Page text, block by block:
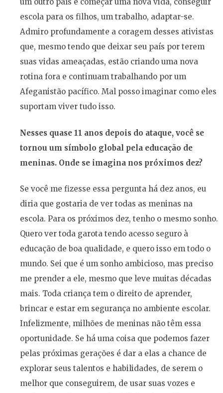
um outro país e começar uma nova vida, conseguir
escola para os filhos, um trabalho, adaptar-se.
Admiro profundamente a coragem desses ativistas
que, mesmo tendo que deixar seu país por terem
suas vidas ameaçadas, estão criando uma nova
rotina fora e continuam trabalhando por um
Afeganistão pacífico. Mal posso imaginar como eles
suportam viver tudo isso.
Nesses quase 11 anos depois do ataque, você se
tornou um símbolo global pela educação de
meninas. Onde se imagina nos próximos dez?
Se você me fizesse essa pergunta há dez anos, eu
diria que gostaria de ver todas as meninas na
escola. Para os próximos dez, tenho o mesmo sonho.
Quero ver toda garota tendo acesso seguro à
educação de boa qualidade, e quero isso em todo o
mundo. Sei que é um sonho ambicioso, mas preciso
me prender a ele, mesmo que leve muitas décadas
mais. Toda criança tem o direito de aprender,
brincar e estar em segurança no ambiente escolar.
Infelizmente, milhões de meninas não têm essa
oportunidade. Se há uma coisa que podemos fazer
pelas próximas gerações é dar a elas a chance de
explorar seus talentos e habilidades, de serem o
melhor que conseguirem, de usar suas vozes e